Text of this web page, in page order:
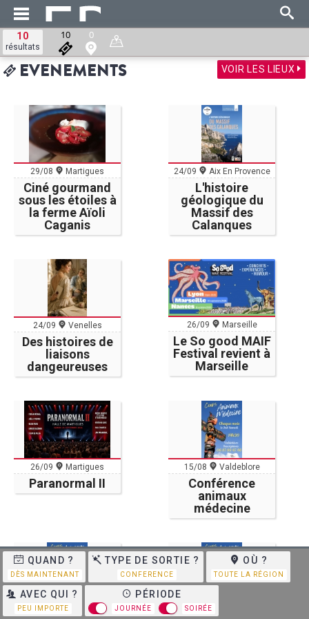
QUAND ?
DÈS MAINTENANT
TYPE DE SORTIE ?
CONFERENCE
OÙ ?
TOUTE LA RÉGION
AVEC QUI ?
PEU IMPORTE
PÉRIODE
JOURNÉE SOIRÉE
VOIR LES LIEUX
EVENEMENTS
29/08 Martigues
Ciné gourmand
sous les étoiles à
la ferme Aïoli
Caganis
24/09 Aix En Provence
L'histoire
géologique du
Massif des
Calanques
24/09 Venelles
Des histoires de
liaisons
dangeureuses
26/09 Marseille
Le So good MAIF
Festival revient à
Marseille
26/09 Martigues
Paranormal II
15/08 Valdeblore
Conférence
animaux
médecine
12/09 Valdeblore 10/10
10
résultats
10 0